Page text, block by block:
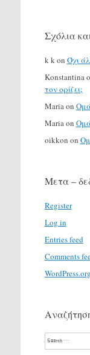
Σχόλια
k k on Όχι
Konstantina
τον ορίζει;
Maria on
Maria on
oikkon on
Μετα –
Register
Log in
Entries feed
Comments
WordPress.org
Search